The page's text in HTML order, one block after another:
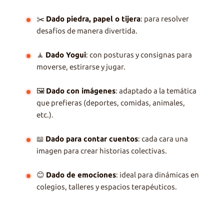
✂️ Dado piedra, papel o tijera: para resolver
desafíos de manera divertida.
🧘 Dado Yogui: con posturas y consignas para
moverse, estirarse y jugar.
🖼️ Dado con imágenes: adaptado a la temática
que prefieras (deportes, comidas, animales,
etc.).
📖 Dado para contar cuentos: cada cara una
imagen para crear historias colectivas.
😊 Dado de emociones: ideal para dinámicas en
colegios, talleres y espacios terapéuticos.